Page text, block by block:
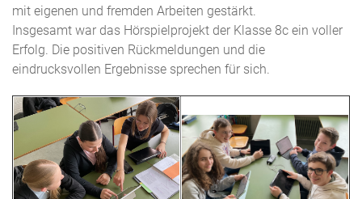
mit eigenen und fremden Arbeiten gestärkt.
Insgesamt war das Hörspielprojekt der Klasse 8c ein voller
Erfolg. Die positiven Rückmeldungen und die
eindrucksvollen Ergebnisse sprechen für sich.